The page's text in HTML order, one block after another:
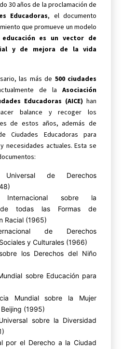
30 años de la proclamación de
Educadoras, el documento
que promueve un modelo
es un vector de
y de mejora de la vida
las más de 500 ciudades
de la Asociación
Educadoras (AICE) han
balance y recoger los
de estos años, además de
Ciudades Educadoras para
necesidades actuales. Esta se
Universal de Derechos
Internacional sobre la
de todas las Formas de
Racial (1965)
de Derechos
y Culturales (1966)
los Derechos del Niño
sobre Educación para
Mundial sobre la Mujer
(1995)
sobre la Diversidad
por el Derecho a la Ciudad